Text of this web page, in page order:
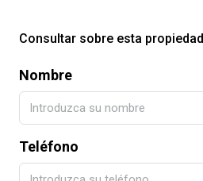
Consultar sobre esta propiedad
Nombre
Teléfono